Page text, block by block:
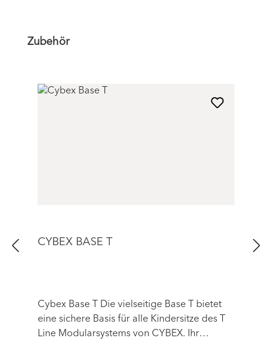
Produktgalerie überspringen
Zubehör
CYBEX BASE T
Cybex Base T Die vielseitige Base T bietet
eine sichere Basis für alle Kindersitze des T
Line Modularsystems von CYBEX. Ihr